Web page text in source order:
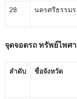
28 นครศรีธรรม
จุดจอดรถ ทรัพย์ไพศา
ลำดับ ชื่อจังหวัด